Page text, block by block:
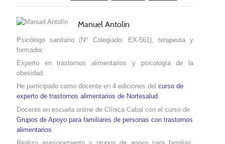
Manuel Antolín
Psicólogo sanitario (Nº Colegiado: EX-561), terapeuta y
formador.
Experto en trastornos alimentarios y psicología de la
obesidad.
He participado como docente en 4 ediciones del curso de
experto de trastornos alimentarios de Nortesalud.
Docente en escuela online de Clínica Cabal con el curso de
Grupos de Apoyo para familiares de personas con trastornos
alimentarios